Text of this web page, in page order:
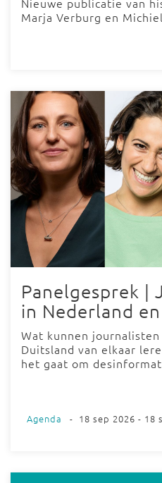
Marja Verburg en
Panelgesprek |
in Nederland
Wat kunnen
Duitsland van elkaar
het gaat om
Agenda - 18 sep 2026 - 18